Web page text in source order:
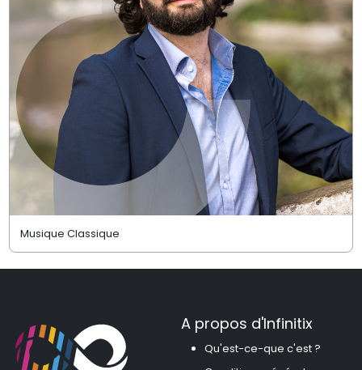
Musique Classique
A propos d'Infinitix
Qu'est-ce-que c'est ?